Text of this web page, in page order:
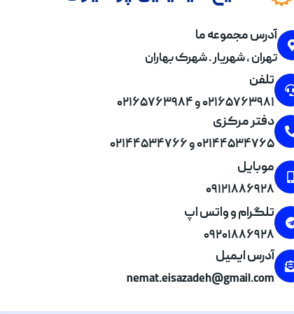
آدرس مجموعه ما
تهران , شهریار . شهرک بهاران
تلفن
۰۲۱۶۵۷۶۳۹۸۱ و ۰۲۱۶۵۷۶۳۹۸۴
دفتر مرکزی
۰۲۱۴۴۵۳۴۷۶۵ و ۰۲۱۴۴۵۳۴۷۶۶
موبایل
۰۹۱۲۱۸۸۶۹۲۸
تلگرام و واتس اپ
۰۹۲۰۱۸۸۶۹۲۸
آدرس ایمیل
nemat.eisazadeh@gmail.com